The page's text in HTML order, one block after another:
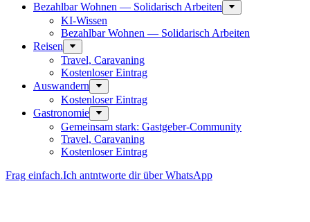
Bezahlbar Wohnen — Solida­risch Arbeiten
KI-Wissen
Bezahlbar Wohnen — Solida­risch Arbeiten
Reisen
Travel, Caravaning
Kosten­loser Eintrag
Auswandern
Kosten­loser Eintrag
Gastro­nomie
Gemeinsam stark: Gastgeber-Community
Travel, Caravaning
Kosten­loser Eintrag
Frag einfach.Ich antntworte dir über WhatsApp